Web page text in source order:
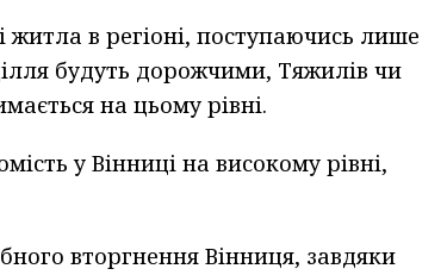
в регіоні, поступаючись лише
будуть дорожчими, Тяжилів чи
на цьому рівні.
у Вінниці на високому рівні,
вторгнення Вінниця, завдяки